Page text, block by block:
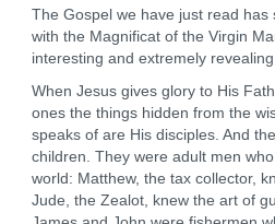
The Gospel we have just read has
with the Magnificat of the Virgin
interesting and extremely
When Jesus gives glory to His
ones the things hidden from the
speaks of are His disciples. And
children. They were adult men
world: Matthew, the tax collector,
Jude, the Zealot, knew the art of